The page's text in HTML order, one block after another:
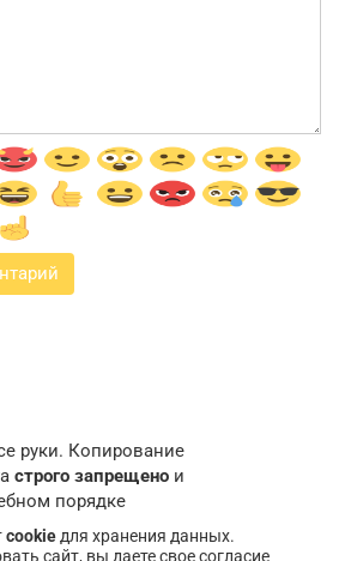
руки. Копирование
строго запрещено и
порядке
cookieдля хранения данных.
сайт, вы даете свое согласие